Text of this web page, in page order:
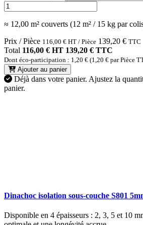
≈ 12,00 m² couverts (12 m² / 15 kg par
Prix / Pièce 116,00 € HT / Pièce 139,20 € TTC
Total 116,00 € HT 139,20 € TTC
Dont éco-participation : 1,20 € (1,20 € par Pièce
Ajouter au panier
Déjà dans votre panier. Ajustez la
panier.
Dinachoc isolation sous-couche S801
Disponible en 4 épaisseurs : 2, 3, 5 et 10